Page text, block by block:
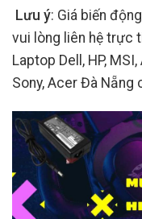
Lưu ý: Giá biến
vui lòng liên hệ trực
Laptop Dell, HP,
Sony, Acer Đà Nẵng